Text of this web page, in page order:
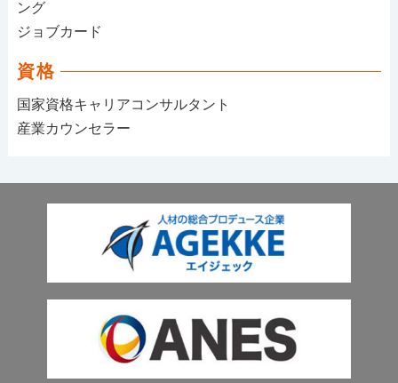
ング
ジョブカード
資格
国家資格キャリアコンサルタント
産業カウンセラー